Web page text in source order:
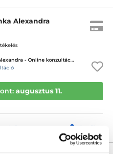
Alexandra
Kovács-Hanka Alexandra - Online konzultáció
augusztus 11.
időpont Profil